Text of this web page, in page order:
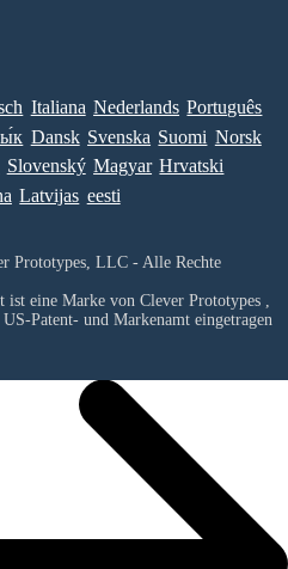
Italiana Nederlands Português
Dansk Svenska Suomi Norsk
Slovenský Magyar Hrvatski
Latvijas eesti
Prototypes, LLC - Alle Rechte
ist eine Marke von Clever Prototypes ,
Patent- und Markenamt eingetragen